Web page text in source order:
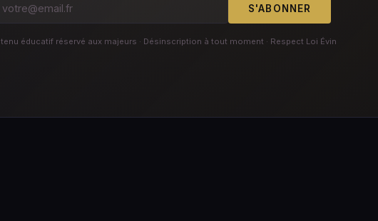
S'ABONNER
éducatif réservé aux majeurs · Désinscription à tout moment · Respect Loi Évin